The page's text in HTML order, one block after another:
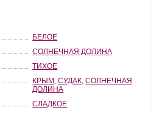
БЕЛОЕ
СОЛНЕЧНАЯ ДОЛИНА
ТИХОЕ
КРЫМ ,СУДАК ,СОЛНЕЧНАЯ
ДОЛИНА
СЛАДКОЕ